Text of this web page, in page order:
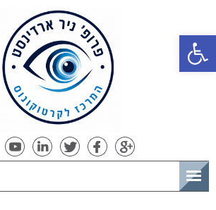
פתח סרגל נגישות